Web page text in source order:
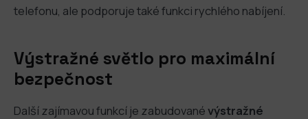
telefonu, ale podporuje také funkci rychlého nabíjení.
Výstražné světlo pro maximální
bezpečnost
Další zajímavou funkcí je zabudovanévýstražné